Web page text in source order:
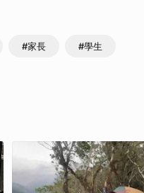
#家長 #學生